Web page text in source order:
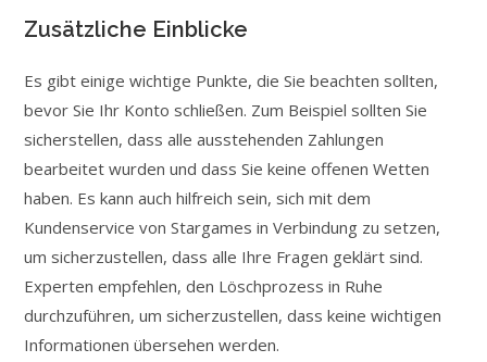
Zusätzliche Einblicke
Es gibt einige wichtige Punkte, die Sie beachten sollten,
bevor Sie Ihr Konto schließen. Zum Beispiel sollten Sie
sicherstellen, dass alle ausstehenden Zahlungen
bearbeitet wurden und dass Sie keine offenen Wetten
haben. Es kann auch hilfreich sein, sich mit dem
Kundenservice von Stargames in Verbindung zu setzen,
um sicherzustellen, dass alle Ihre Fragen geklärt sind.
Experten empfehlen, den Löschprozess in Ruhe
durchzuführen, um sicherzustellen, dass keine wichtigen
Informationen übersehen werden.